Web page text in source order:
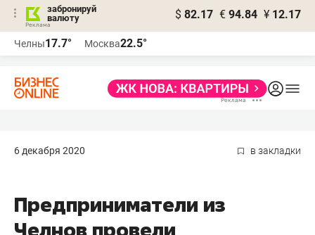
забронируй
валюту
$ 82.17 € 94.84 ¥ 12.17
Челны17.7° Москва22.5°
6 декабря 2020 в закладки
Предприниматели из